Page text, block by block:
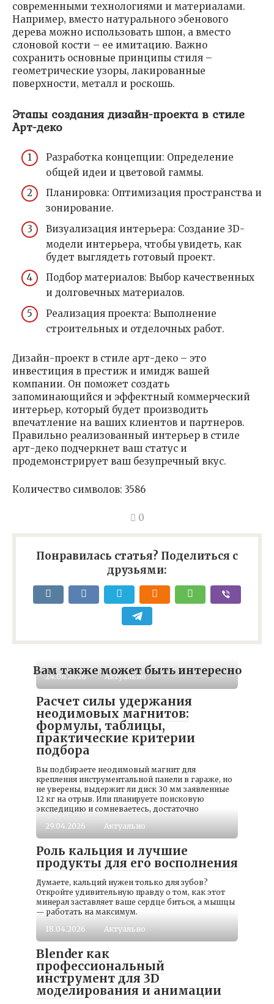
современными технологиями и материалами.
Например‚ вместо натурального эбенового
дерева можно использовать шпон‚ а вместо
слоновой кости – ее имитацию. Важно
сохранить основные принципы стиля –
геометрические узоры‚ лакированные
поверхности‚ металл и роскошь.
Этапы создания дизайн-проекта в стиле
Арт-деко
Разработка концепции: Определение
общей идеи и цветовой гаммы.
Планировка: Оптимизация пространства и
зонирование.
Визуализация интерьера: Создание 3D-
модели интерьера‚ чтобы увидеть‚ как
будет выглядеть готовый проект.
Подбор материалов: Выбор качественных
и долговечных материалов.
Реализация проекта: Выполнение
строительных и отделочных работ.
Дизайн-проект в стиле арт-деко – это
инвестиция в престиж и имидж вашей
компании. Он поможет создать
запоминающийся и эффектный коммерческий
интерьер‚ который будет производить
впечатление на ваших клиентов и партнеров.
Правильно реализованный интерьер в стиле
арт-деко подчеркнет ваш статус и
продемонстрирует ваш безупречный вкус.
Количество символов: 3586
0
Понравилась статья? Поделиться с
друзьями:
Вам также может быть интересно
24.06.2026 Актуально
Расчет силы удержания
неодимовых магнитов:
формулы, таблицы,
практические критерии
подбора
Вы подбираете неодимовый магнит для
крепления инструментальной панели в гараже, но
не уверены, выдержит ли диск 30 мм заявленные
12 кг на отрыв. Или планируете поисковую
экспедицию и сомневаетесь, достаточно
29.04.2026
Актуально
Роль кальция и лучшие
продукты для его восполнения
Думаете, кальций нужен только для зубов?
Откройте удивительную правду о том, как этот
минерал заставляет ваше сердце биться, а мышцы
— работать на максимум.
18.04.2026
Актуально
Blender как
профессиональный
инструмент для 3D
моделирования и анимации